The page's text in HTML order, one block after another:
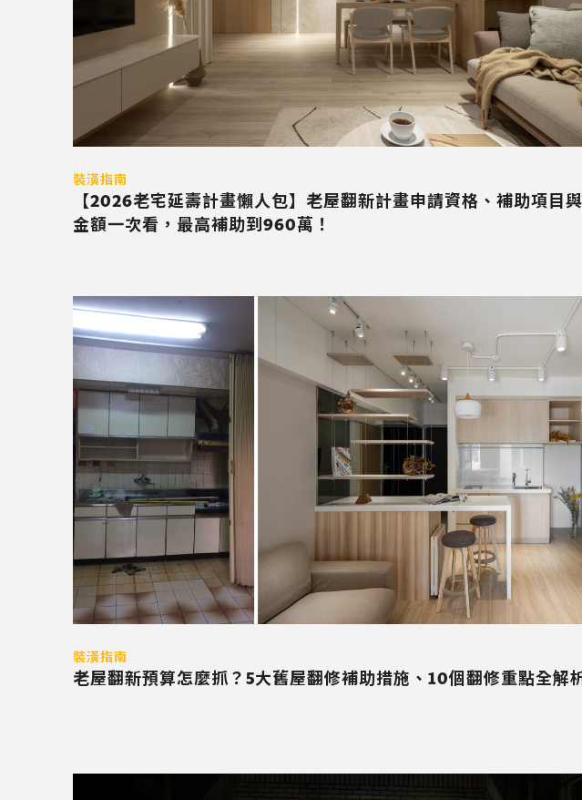
裝潢指南
【2026老宅延壽計畫懶人包】老屋翻新計畫申請資格、補助項目與
金額一次看，最高補助到960萬！
裝潢指南
老屋翻新預算怎麼抓？5大舊屋翻修補助措施、10個翻修重點全解